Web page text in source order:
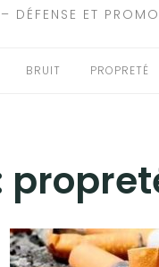
ET
BRUIT PROPRETÉ